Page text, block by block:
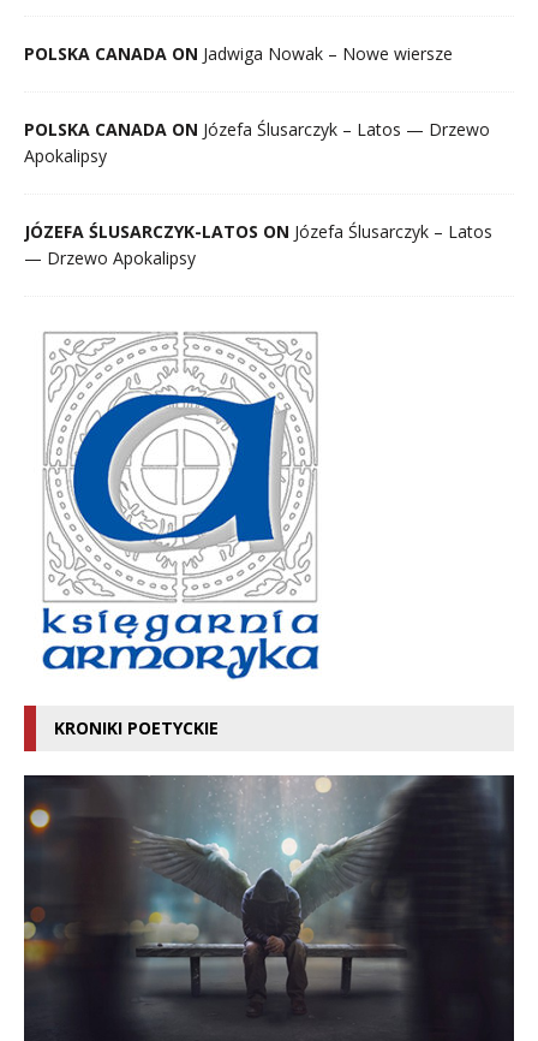
POLSKA CANADA ON Jadwiga Nowak – Nowe wiersze
POLSKA CANADA ON Józefa Ślusarczyk – Latos — Drzewo
Apokalipsy
JÓZEFA ŚLUSARCZYK-LATOS ON Józefa Ślusarczyk – Latos
— Drzewo Apokalipsy
KRONIKI POETYCKIE